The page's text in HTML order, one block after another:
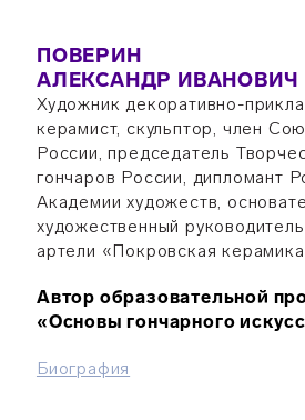
ПОВЕРИН
АЛЕКСАНДР ИВАНОВИЧ
Художник декоративно-
керамист, скульптор, член
России, председатель
гончаров России, дипломант
Академии художеств,
художественный
артели «Покровская
Автор образовательной
«Основы гончарного
Биография